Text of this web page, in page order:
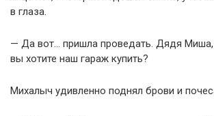
в глаза.
— Да вот… пришла проведать. Дядя Миша,
вы хотите наш гараж купить?
Михалыч удивленно поднял брови и